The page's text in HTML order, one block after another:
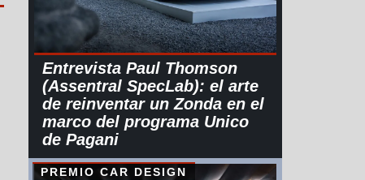
Entrevista Paul Thomson
(Assentral SpecLab): el arte
de reinventar un Zonda en el
marco del programa Unico
de Pagani
PREMIO CAR DESIGN